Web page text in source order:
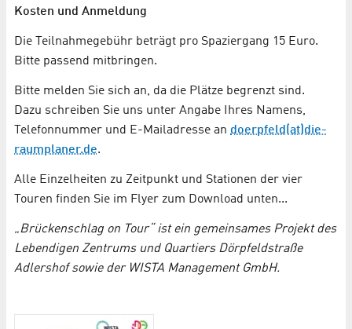
Kosten und Anmeldung
Die Teilnahmegebühr beträgt pro Spaziergang 15 Euro.
Bitte passend mitbringen.
Bitte melden Sie sich an, da die Plätze begrenzt sind.
Dazu schreiben Sie uns unter Angabe Ihres Namens,
Telefonnummer und E-Mailadresse an doerpfeld(at)die-
raumplaner.de.
Alle Einzelheiten zu Zeitpunkt und Stationen der vier
Touren finden Sie im Flyer zum Download unten...
„Brückenschlag on Tour“ ist ein gemeinsames Projekt des
Lebendigen Zentrums und Quartiers Dörpfeldstraße
Adlershof sowie der WISTA Management GmbH.